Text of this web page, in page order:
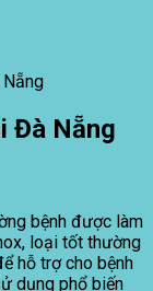
Đà Nẵng
bệnh được làm
loại tốt thường
hỗ trợ cho bệnh
dụng phổ biến